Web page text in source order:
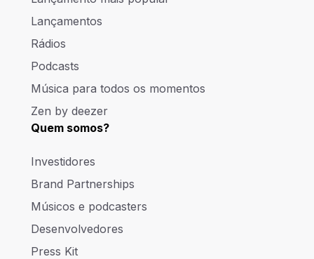
Lançamentos
Rádios
Podcasts
Música para todos os momentos
Zen by deezer
Quem somos?
Investidores
Brand Partnerships
Músicos e podcasters
Desenvolvedores
Press Kit